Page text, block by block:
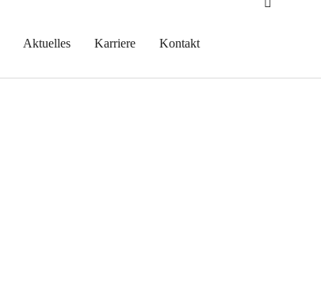
Aktuelles Karriere Kontakt